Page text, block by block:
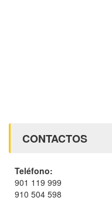
CONTACTOS
Teléfono:
901 119 999
910 504 598